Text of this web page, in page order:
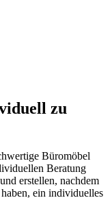
zu
Büromöbel
Beratung
erstellen, nachdem
ein individuelles